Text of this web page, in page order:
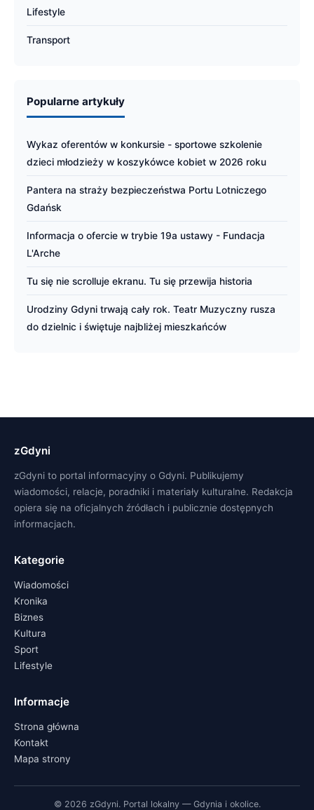
Lifestyle
Transport
Popularne artykuły
Wykaz oferentów w konkursie - sportowe szkolenie
dzieci młodzieży w koszykówce kobiet w 2026 roku
Pantera na straży bezpieczeństwa Portu Lotniczego
Gdańsk
Informacja o ofercie w trybie 19a ustawy - Fundacja
L'Arche
Tu się nie scrolluje ekranu. Tu się przewija historia
Urodziny Gdyni trwają cały rok. Teatr Muzyczny rusza
do dzielnic i świętuje najbliżej mieszkańców
zGdyni
zGdyni to portal informacyjny o Gdyni. Publikujemy
wiadomości, relacje, poradniki i materiały kulturalne. Redakcja
opiera się na oficjalnych źródłach i publicznie dostępnych
informacjach.
Kategorie
Wiadomości
Kronika
Biznes
Kultura
Sport
Lifestyle
Informacje
Strona główna
Kontakt
Mapa strony
© 2026 zGdyni. Portal lokalny — Gdynia i okolice.